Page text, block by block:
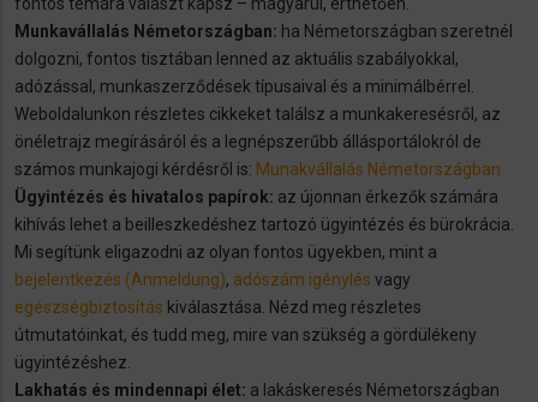
Munkavállalás Németországban: ha Németországban szeretnél
dolgozni, fontos tisztában lenned az aktuális szabályokkal,
adózással, munkaszerződések típusaival és a minimálbérrel.
Weboldalunkon részletes cikkeket találsz a munkakeresésről, az
önéletrajz megírásáról és a legnépszerűbb állásportálokról de
számos munkajogi kérdésről is: Munakvállalás Németországban
Ügyintézés és hivatalos papírok: az újonnan érkezők számára
kihívás lehet a beilleszkedéshez tartozó ügyintézés és bürokrácia.
Mi segítünk eligazodni az olyan fontos ügyekben, mint a
bejelentkezés (Anmeldung), adószám igénylés vagy
egészségbiztosítás kiválasztása. Nézd meg részletes
útmutatóinkat, és tudd meg, mire van szükség a gördülékeny
ügyintézéshez.
Lakhatás és mindennapi élet: a lakáskeresés Németországban